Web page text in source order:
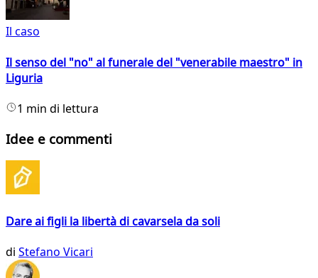
Il caso
Il senso del "no" al funerale del "venerabile maestro" in
Liguria
1 min di lettura
Idee e commenti
Dare ai figli la libertà di cavarsela da soli
di Stefano Vicari